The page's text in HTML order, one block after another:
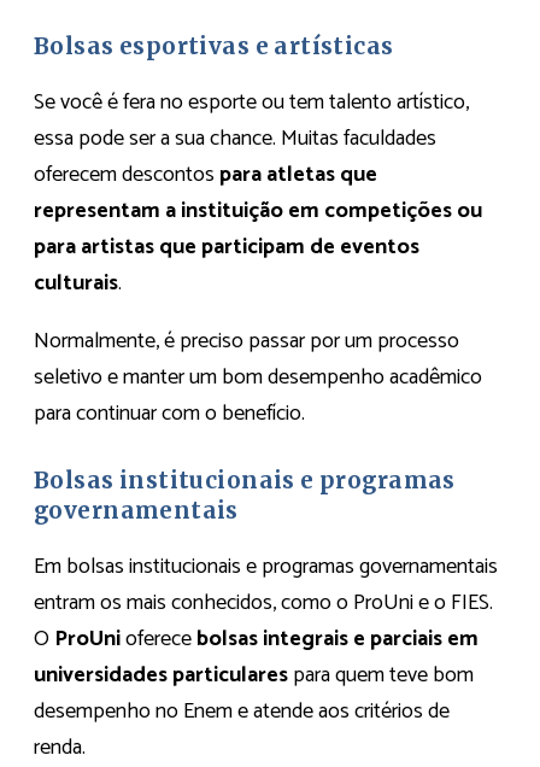
Bolsas esportivas e artísticas
Se você é fera no esporte ou tem talento artístico,
essa pode ser a sua chance. Muitas faculdades
oferecem descontos para atletas que
representam a instituição em competições ou
para artistas que participam de eventos
culturais.
Normalmente, é preciso passar por um processo
seletivo e manter um bom desempenho acadêmico
para continuar com o benefício.
Bolsas institucionais e programas
governamentais
Em bolsas institucionais e programas governamentais
entram os mais conhecidos, como o ProUni e o FIES.
O ProUnioferecebolsas integrais e parciais em
universidades particularespara quem teve bom
desempenho no Enem e atende aos critérios de
renda.